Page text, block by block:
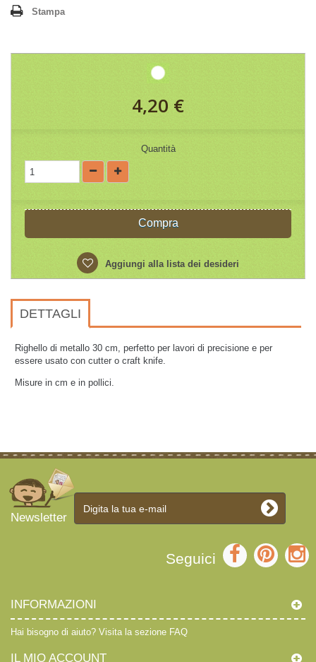
Stampa
4,20 €
Quantità
Compra
Aggiungi alla lista dei desideri
DETTAGLI
Righello di metallo 30 cm, perfetto per lavori di precisione e per
essere usato con cutter o craft knife.
Misure in cm e in pollici.
Newsletter
Seguici
INFORMAZIONI
Hai bisogno di aiuto? Visita la sezione FAQ
IL MIO ACCOUNT